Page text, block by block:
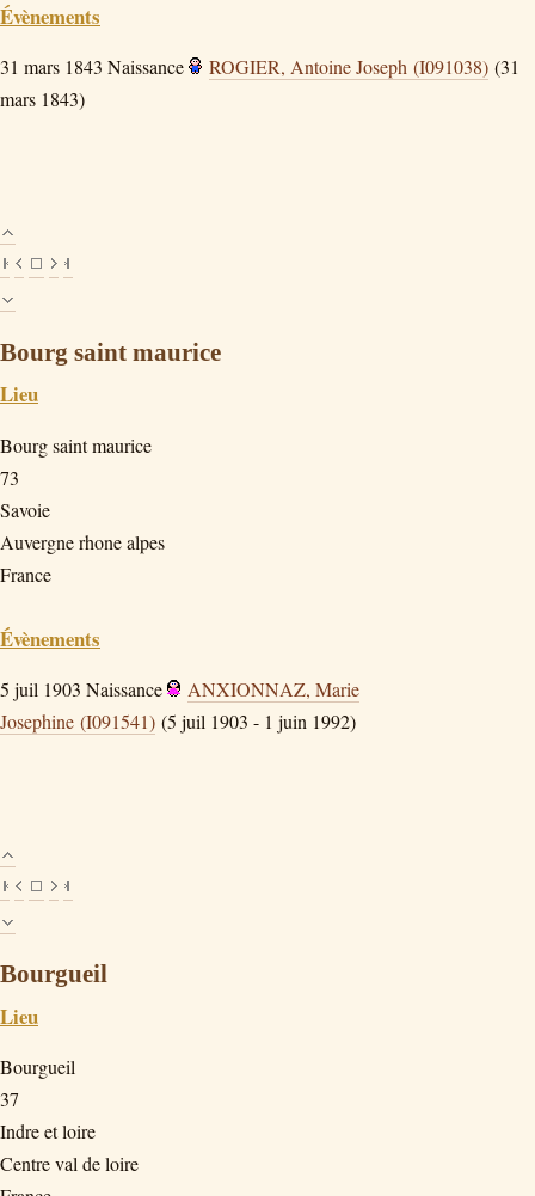
Évènements
31 mars 1843 Naissance ROGIER, Antoine Joseph (I091038) (31
mars 1843)
Bourg saint maurice
Lieu
Bourg saint maurice
73
Savoie
Auvergne rhone alpes
France
Évènements
5 juil 1903 Naissance
ANXIONNAZ, Marie
Josephine (I091541) (5 juil 1903 - 1 juin 1992)
Bourgueil
Lieu
Bourgueil
37
Indre et loire
Centre val de loire